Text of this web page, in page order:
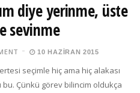
diye yerinme, üste
sevinme
10 HAZIRAN 2015
seçimle hiç ama hiç alakası
bu. Çünkü görev bilincim oldukça